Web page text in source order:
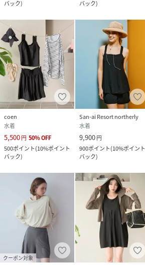
バック)
バック)
coen
水着
5,500円 50%OFF
500ポイント(10%ポイント
バック)
San-ai Resort northerly
水着
9,900円
900ポイント(10%ポイント
バック)
クーポン対象